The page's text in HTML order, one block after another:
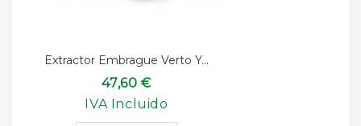
Extractor Embrague Verto Y...
47,60 €
IVA Incluido